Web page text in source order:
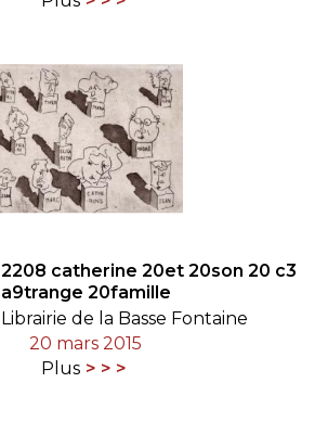
catherine 20et 20son 20 c3
a9trange 20famille
de la Basse Fontaine
20 mars 2015
Plus